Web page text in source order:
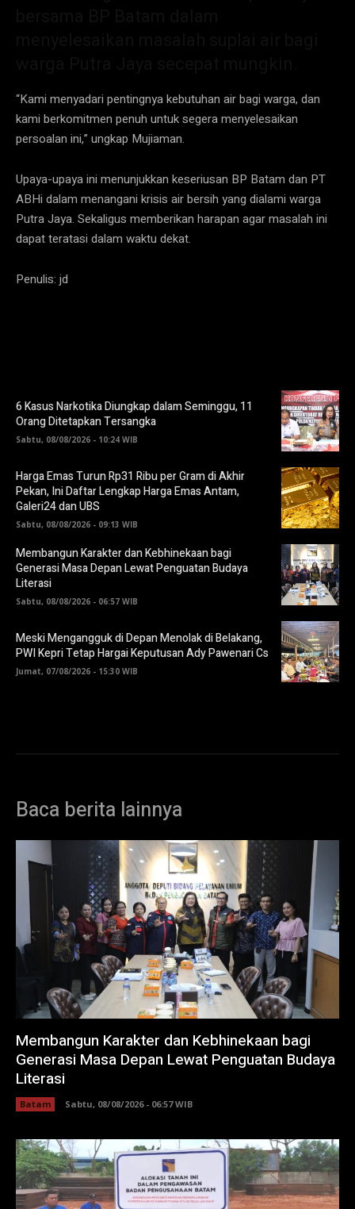
“Kami menyadari pentingnya kebutuhan air bagi warga, dan
kami berkomitmen penuh untuk segera menyelesaikan
persoalan ini,” ungkap Mujiaman.
Upaya-upaya ini menunjukkan keseriusan BP Batam dan PT
ABHi dalam menangani krisis air bersih yang dialami warga
Putra Jaya. Sekaligus memberikan harapan agar masalah ini
dapat teratasi dalam waktu dekat.
Penulis: jd
6 Kasus Narkotika Diungkap dalam Seminggu, 11
Orang Ditetapkan Tersangka
Sabtu, 08/08/2026 - 10:24 WIB
Harga Emas Turun Rp31 Ribu per Gram di Akhir
Pekan, Ini Daftar Lengkap Harga Emas Antam,
Galeri24 dan UBS
Sabtu, 08/08/2026 - 09:13 WIB
Membangun Karakter dan Kebhinekaan bagi
Generasi Masa Depan Lewat Penguatan Budaya
Literasi
Sabtu, 08/08/2026 - 06:57 WIB
Meski Mengangguk di Depan Menolak di Belakang,
PWI Kepri Tetap Hargai Keputusan Ady Pawenari Cs
Jumat, 07/08/2026 - 15:30 WIB
Baca berita lainnya
Membangun Karakter dan Kebhinekaan bagi
Generasi Masa Depan Lewat Penguatan Budaya
Literasi
Batam Sabtu, 08/08/2026 - 06:57 WIB